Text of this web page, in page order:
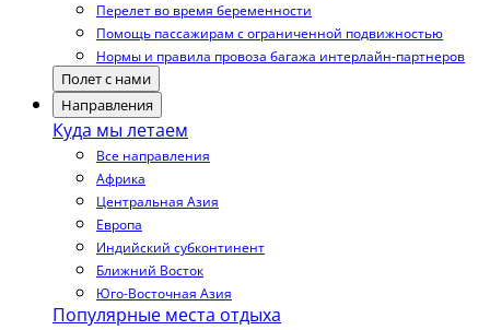
Перелет во время беременности
Помощь пассажирам с ограниченной подвижностью
Нормы и правила провоза багажа интерлайн-партнеров
Полет с нами
Направления
Куда мы летаем
Все направления
Африка
Центральная Азия
Европа
Индийский субконтинент
Ближний Восток
Юго-Восточная Азия
Популярные места отдыха